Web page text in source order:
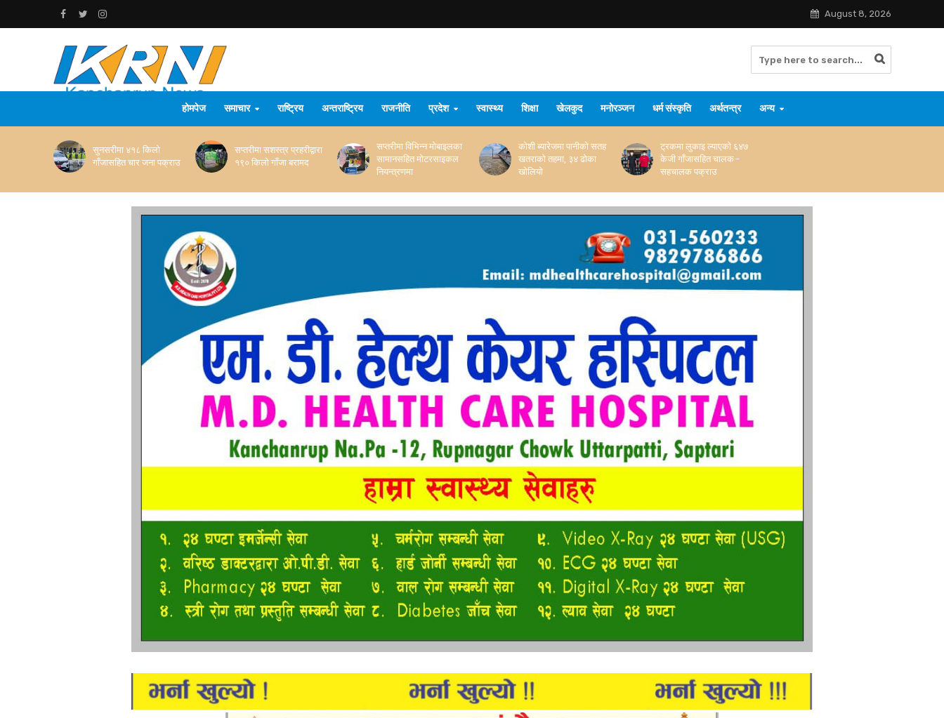
August 8, 2026
होमपेज समाचार राष्ट्रिय अन्तराष्ट्रिय राजनीति प्रदेश स्वास्थ्य शिक्षा खेलकुद मनोरञ्जन धर्म संस्कृति अर्थतन्त्र अन्य
सुनसरीमा ४१८ किलो
गाँजासहित चार जना पक्राउ
सप्तरीमा सशस्त्र प्रहरीद्वारा
१९० किलो गाँजा बरामद
सप्तरीमा विभिन्न मोबाइलका
सामानसहित मोटरसाइकल
नियन्त्रणमा
कोशी ब्यारेजमा पानीको सतह
खतराको तहमा, ३४ ढोका
खोलियो
ट्रकमा लुकाइ ल्याएको ६४७
केजी गाँजासहित चालक–
सहचालक पक्राउ